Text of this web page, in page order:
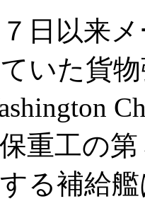
日以来
いた貨
重工の
る補給